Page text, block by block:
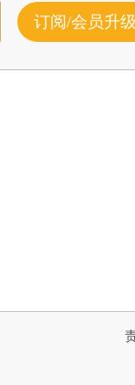
订阅/会员升级